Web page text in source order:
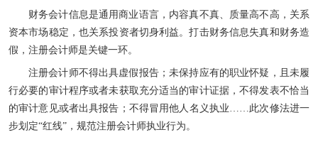
财务会计信息是通用商业语言，内容真不真、质量高不高，关系
资本市场稳定，也关系投资者切身利益。打击财务信息失真和财务造
假，注册会计师是关键一环。
注册会计师不得出具虚假报告；未保持应有的职业怀疑，且未履
行必要的审计程序或者未获取充分适当的审计证据，不得发表不恰当
的审计意见或者出具报告；不得冒用他人名义执业……此次修法进一
步划定“红线”，规范注册会计师执业行为。